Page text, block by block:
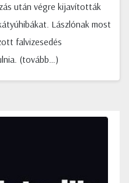
után végre kijavították
Lászlónak most
falvizesedés
(tovább…)